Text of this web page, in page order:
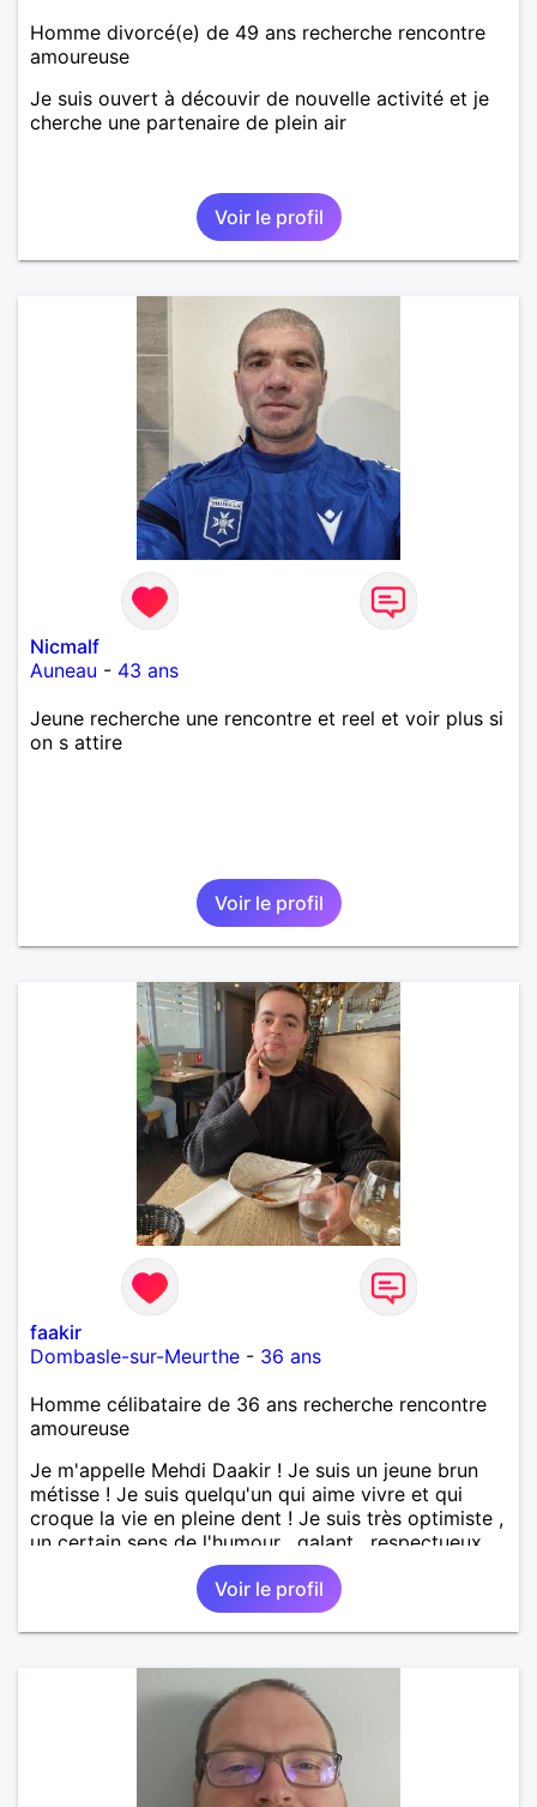
Homme divorcé(e) de 49 ans recherche rencontre
amoureuse
Je suis ouvert à découvir de nouvelle activité et je
cherche une partenaire de plein air
Voir le profil
Nicmalf
Auneau - 43 ans
Jeune recherche une rencontre et reel et voir plus si
on s attire
Voir le profil
faakir
Dombasle-sur-Meurthe - 36 ans
Homme célibataire de 36 ans recherche rencontre
amoureuse
Je m'appelle Mehdi Daakir ! Je suis un jeune brun
métisse ! Je suis quelqu'un qui aime vivre et qui
croque la vie en pleine dent ! Je suis très optimiste ,
un certain sens de l'humour , galant , respectueux
mais parfois un peu maladroit et timide ! Je
recherche de nouvelles rencontres et plus si
affinités ! Qui ne tente rien n'a rien !
Voir le profil